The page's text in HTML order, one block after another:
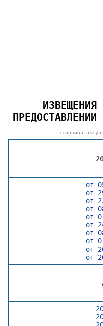
страница
от
от
от
от
от
от
от
от
от
от